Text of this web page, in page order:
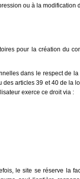
ou à la modification
pour la création du
dans le respect de
articles 39 et 40 de la
exerce ce droit via :
le site se réserve la